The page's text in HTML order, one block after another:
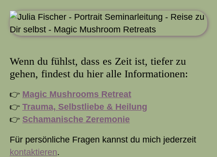
Wenn du fühlst, dass es Zeit ist, tiefer zu
gehen, findest du hier alle Informationen:
👉 Magic Mushrooms Retreat
👉 Trauma, Selbstliebe & Heilung
👉 Schamanische Zeremonie
Für persönliche Fragen kannst du mich jederzeit
kontaktieren.